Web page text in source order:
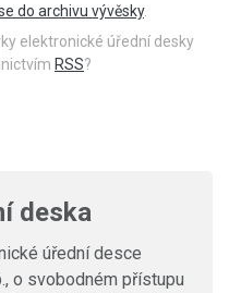
do archivu vývěsky.
elektronické úřední desky
RSS?
deska
úřední desce
o svobodném přístupu